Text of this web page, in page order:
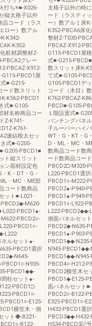
打ち※■-X026-
縦太格子以外
品コード（ラス
ロー）数アル
K342-
K352-
粧材調整材Z-
PBCA2グレー
PBCAZ-X912-
PBCD1屋
■-G215-
ード数スリット
K562-PBCD1
式■-G105-
材名称商品コー
Z-K741-
K761-
連結根太セッ
式■-G205-
G205-PBCD1■
ト縦スリット
ン面材設定色
K・DT・G・
・MC・ME部
コード数商品
ット■-L021-
M620-
L022-PBCD1●-
PBCD2○-
PBCD1○-
L222-
ルセット●-
PBCD1選択
N645-
PBCD1○-N935-
PBCD1◆◆-
柱セット●-
PBCD1□-
PBCD1○-
PBCD1○-E125-
横笠木・側
ット◆-B221-
B122-
太格子以外の時
ード（ラスティ
ー）数アルミ床
K352-PBCA6床
整材Z-T030-
PBCAZ-X912-
G115-PBCD1屋
式■-G215-
数スリット床K-
て式■-G105-
G105-PBCD1デ
コード（木目）
K762-PBCAZ-
PBCD■-G105-
１階設置式■-
パンチングパネ
子ルーバーハイ
WT・G・KT・G
D・ML・MC・
数商品コード数
ード数商品コー
PBCD2□-M320-
L220-PBCD1選
PBCD1○-M222-
PBCD2●-P940-
PBCD1●-P949-
PBCD1○-L922-
L222-PBCD2◆◆-
側面パネルセッ
PBCD2◆-N635-
PBCD1●-P903-
PBCD1◆◆-
N945-
PBCD1◆◆-N945-
PBCD4○-H212-
PBCD2横笠木セ
PBCD1◆-E125-
面パネルセット
PBCD2○-B122-
E325-PBCD1○-
H432-PBCD1選
PBCD3◆◆-
H534-PBCD3記